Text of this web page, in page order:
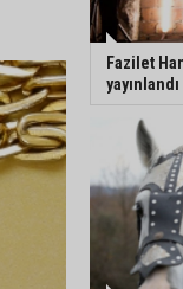
Fazilet
yayınlandı